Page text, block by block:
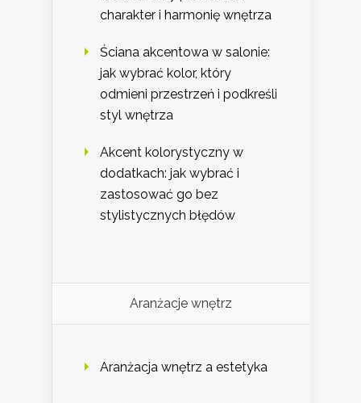
charakter i harmonię wnętrza
Ściana akcentowa w salonie:
jak wybrać kolor, który
odmieni przestrzeń i podkreśli
styl wnętrza
Akcent kolorystyczny w
dodatkach: jak wybrać i
zastosować go bez
stylistycznych błędów
Aranżacje wnętrz
Aranżacja wnętrz a estetyka